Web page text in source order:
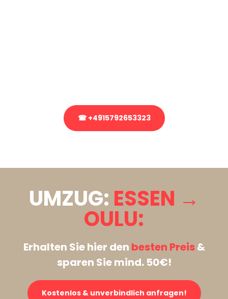
☎ +4915792653323
UMZUG: ESSEN →
OULU:
Erhalten Sie hier den besten Preis&
sparen Sie mind. 50€!
Kostenlos & unverbindlich anfragen!